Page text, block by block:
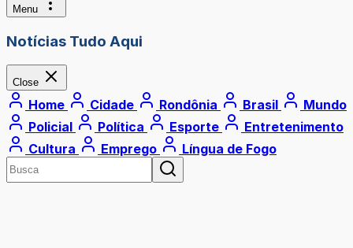
Menu
Notícias Tudo Aqui
Close
Home Cidade Rondônia Brasil
Mundo
Policial
Política Esporte
Entretenimento
Cultura
Emprego Língua de Fogo